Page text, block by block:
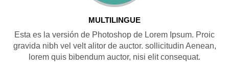
MULTILINGUE
Esta es la versión de Photoshop de Lorem Ipsum. Proic
gravida nibh vel velt alitor de auctor. sollicitudin Aenean,
lorem quis bibendum auctor, nisi elit consequat.